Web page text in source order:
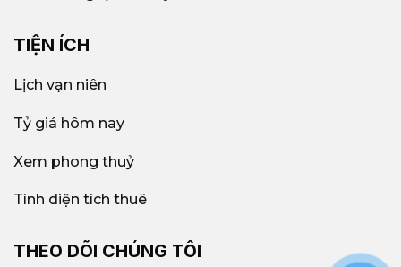
TIỆN ÍCH
Lịch vạn niên
Tỷ giá hôm nay
Xem phong thuỷ
Tính diện tích thuê
THEO DÕI CHÚNG TÔI